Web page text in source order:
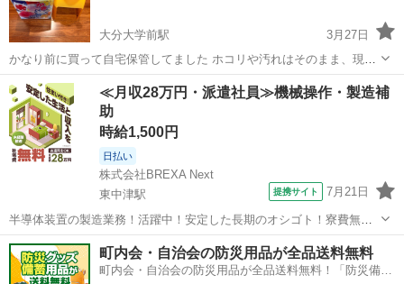
大分大学前駅
3月27日
かなり前に買って自宅保管してました ホコリや汚れはそのまま、現場
お渡しとなります それでもよろしい方よろしくお願いします
大分 大分市 大分大学前駅 キッチン家電 かき氷
≪月収28万円・派遣社員≫機械操作・製造補
助
時給1,500円
日払い
株式会社BREXA Next
東中津駅
提携サイト 7月21日
半導体装置の製造業務！活躍中！安定した長期のオシゴト！寮費無料
★赴任旅費会社負担◎20代～40代の男性活躍中★未経験活躍中！高時
給1,500円！《大分県中津市》 人気の工場のお仕事 ◇半導体装置内部
のシート製造◇ ＊クリー...
大分 中津市 東中津駅 その他
町内会・自治会の防災用品が全品送料無料
町内会・自治会の防災用品が全品送料無料！「防災備蓄